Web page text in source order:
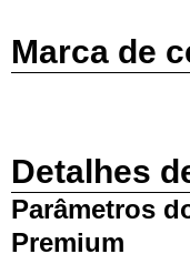
Marca de
Detalhes
Parâmetros
Premium